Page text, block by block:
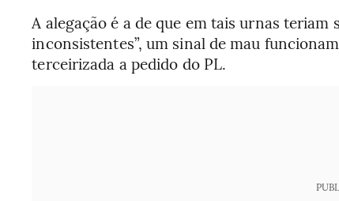
A alegação é a de que em tais urnas
inconsistentes”, um sinal de mau
terceirizada a pedido do PL.